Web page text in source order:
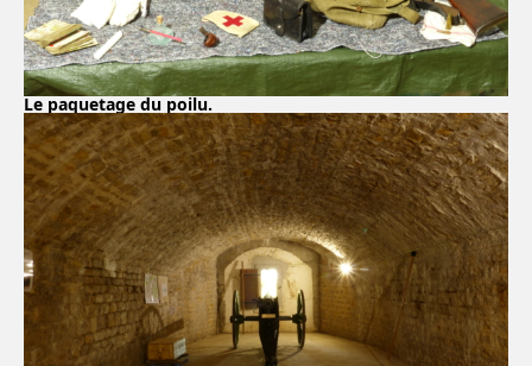
Le paquetage du poilu.